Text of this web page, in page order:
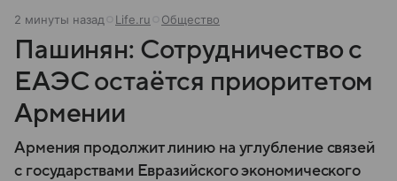
2 минуты назад Life.ru Общество
Пашинян: Сотрудничество с
ЕАЭС остаётся приоритетом
Армении
Армения продолжит линию на углубление связей
с государствами Евразийского экономического